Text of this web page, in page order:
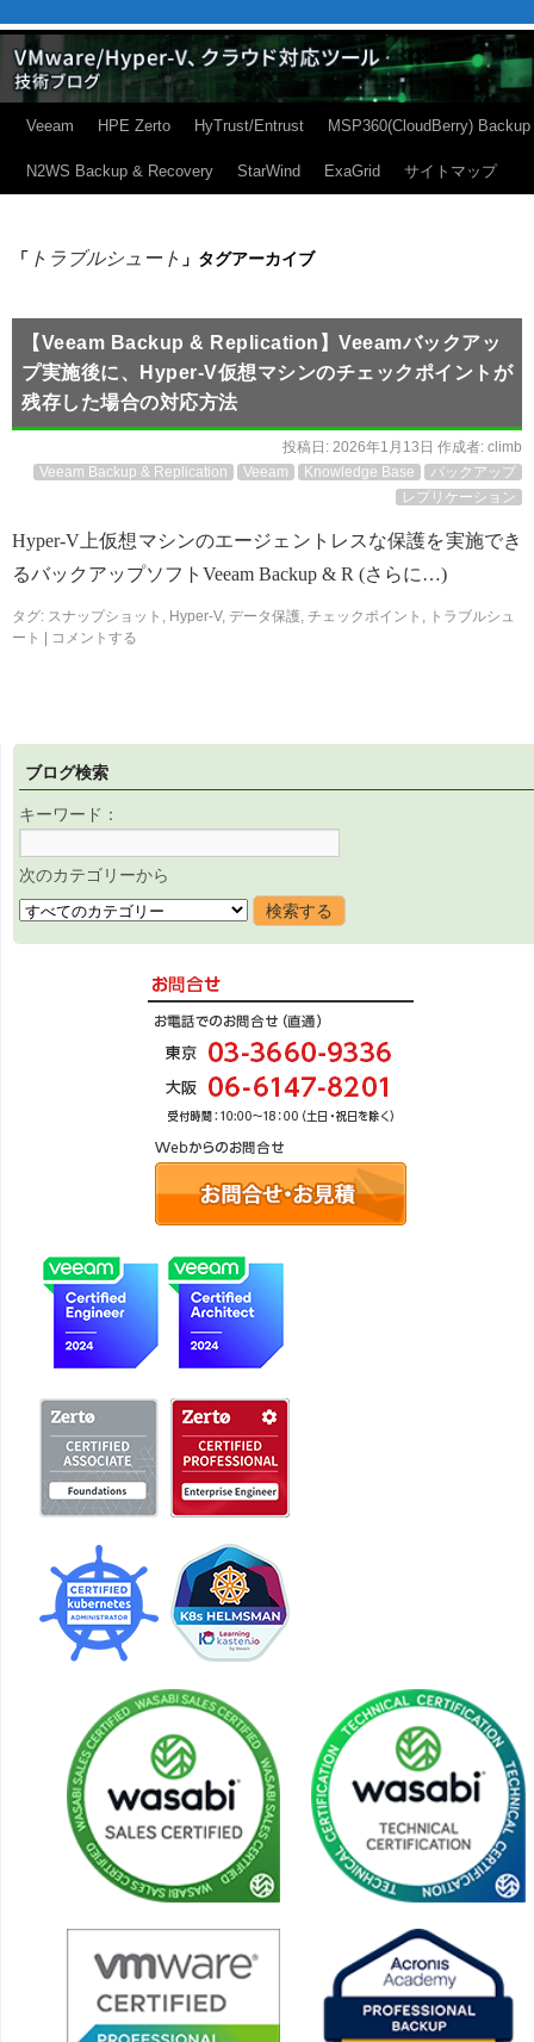
Veeam HPE Zerto HyTrust/Entrust MSP360(CloudBerry) Backup
N2WS Backup & Recovery StarWind ExaGrid サイトマップ
「 トラブルシュート 」タグアーカイブ
【Veeam Backup & Replication】Veeamバックアッ
プ実施後に、Hyper-V仮想マシンのチェックポイントが
残存した場合の対応方法
投稿日: 2026年1月13日 作成者: climb
Veeam Backup & Replication
Veeam Knowledge Base
バックアップ
レプリケーション
Hyper-V上仮想マシンのエージェントレスな保護を実施でき
るバックアップソフトVeeam Backup & R (さらに…)
タグ: スナップショット , Hyper-V, データ保護, チェックポイント , トラブルシュ
ート
コメントする
ブログ検索
キーワード：
次のカテゴリーから